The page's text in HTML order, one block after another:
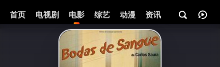
首页 电视剧 电影 综艺 动漫 资讯